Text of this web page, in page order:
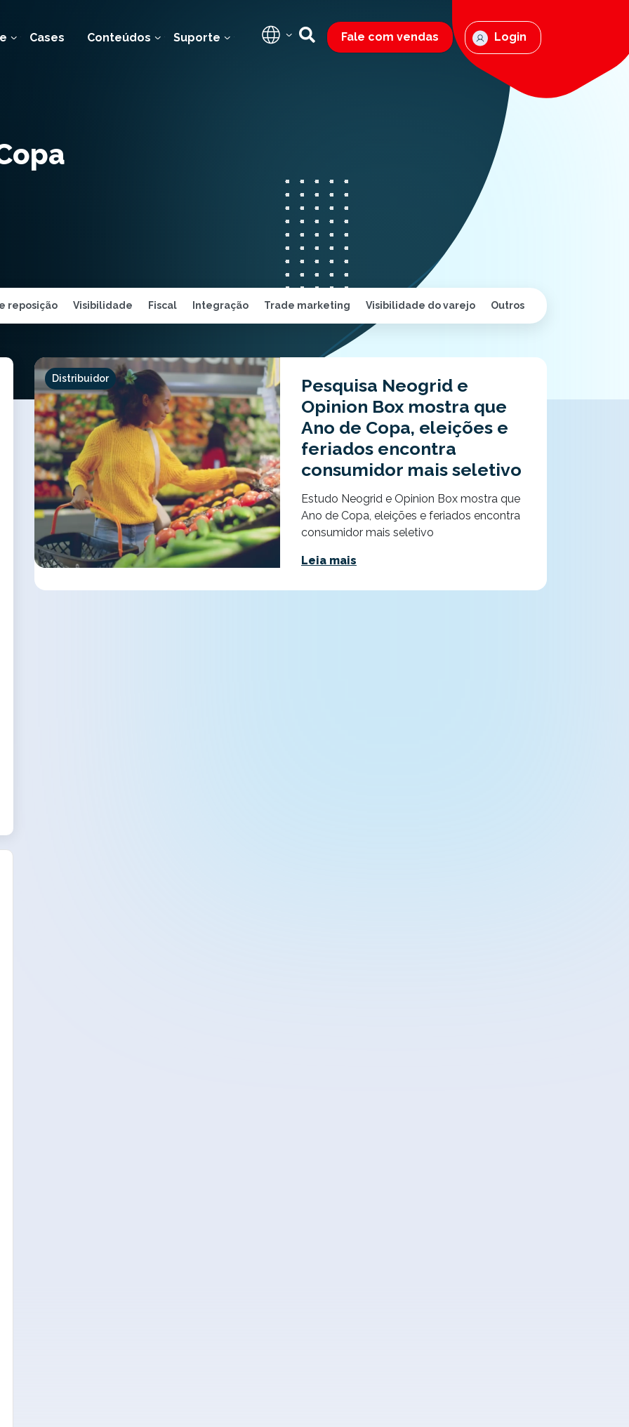
Cases Conteúdos Suporte Fale com vendas Login
reposição Visibilidade Fiscal Integração Trade marketing Visibilidade do varejo Outros
Distribuidor
Pesquisa Neogrid e
Opinion Box mostra que
Ano de Copa, eleições e
feriados encontra
consumidor mais seletivo
Estudo Neogrid e Opinion Box mostra que
Ano de Copa, eleições e feriados encontra
consumidor mais seletivo
Leia mais